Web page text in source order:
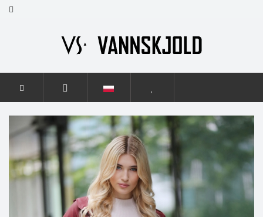
STRONA GŁÓWNA KOBIETY GRACE GRACE BURGUNDY